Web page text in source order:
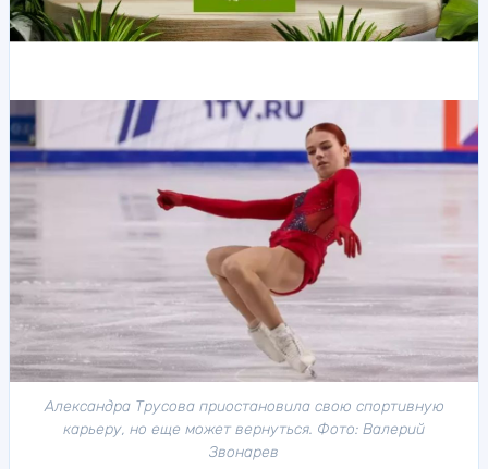
Александра Трусова приостановила свою спортивную
карьеру, но еще может вернуться. Фото: Валерий
Звонарев